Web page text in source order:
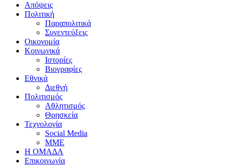
Απόψεις
Πολιτική
Παραπολιτικά
Συνεντεύξεις
Οικονομία
Κοινωνικά
Ιστορίες
Βιογραφίες
Εθνικά
Διεθνή
Πολιτισμός
Αθλητισμός
Θρησκεία
Τεχνολογία
Social Media
ΜΜΕ
Η ΟΜΑΔΑ
Επικοινωνία